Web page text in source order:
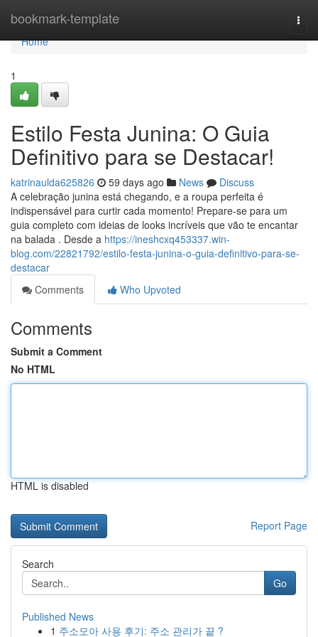
bookmark-template
Home
Home
1
Estilo Festa Junina: O Guia
Definitivo para se Destacar!
katrinaulda625826 59 days ago News
Discuss
A celebração junina está chegando, e a roupa perfeita é
indispensável para curtir cada momento! Prepare-se para um
guia completo com ideias de looks incríveis que vão te encantar
na balada . Desde a https://ineshcxq453337.win-
blog.com/22821792/estilo-festa-junina-o-guia-definitivo-para-se-
destacar
Comments
Who Upvoted
Comments
Submit a Comment
No HTML
HTML is disabled
Report Page
Search
Go
Published News
1 주소모아 사용 후기: 주소 관리가 끝 ?